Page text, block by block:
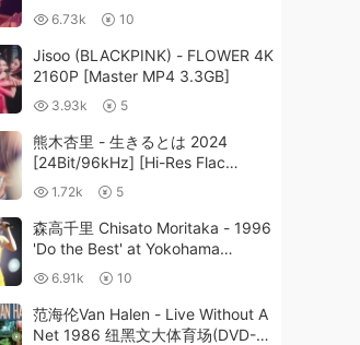
LIVE 2010-2011 A ～do it again～
《REMUX TS 34.6G》
6.73k 10
Jisoo (BLACKPINK) - FLOWER 4K
2160P [Master MP4 3.3GB]
3.93k 5
熊木杏里 - 生きるとは 2024
[24Bit/96kHz] [Hi-Res Flac
768MB]
1.72k 5
森高千里 Chisato Moritaka - 1996
'Do the Best' at Yokohama
Arena《DVD ISO 5.37G》
6.91k 10
范海伦Van Halen - Live Without A
Net 1986 纽黑文大体育场(DVD-